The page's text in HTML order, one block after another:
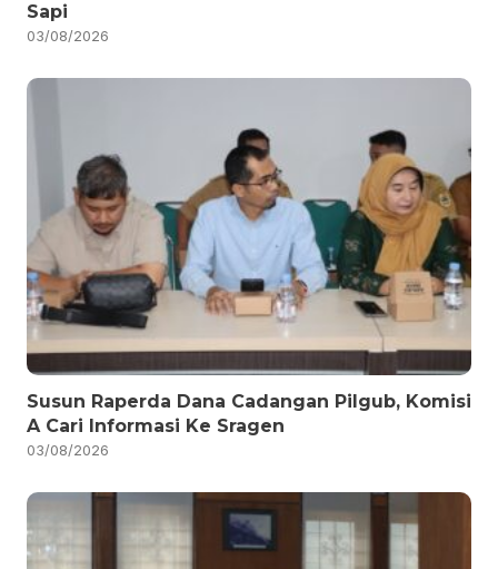
Sapi
03/08/2026
Susun Raperda Dana Cadangan Pilgub, Komisi
A Cari Informasi Ke Sragen
03/08/2026